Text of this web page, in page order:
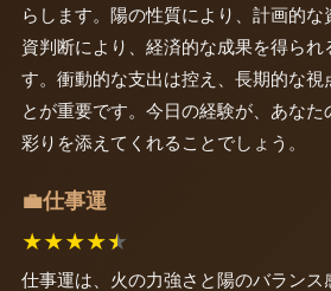
らします。陽の性質により、計画的
資判断により、経済的な成果を得られ
す。衝動的な支出は控え、長期的な視
とが重要です。今日の経験が、あな
彩りを添えてくれることでしょう。
💼仕事運
★★★★★
仕事運は、火の力強さと陽のバランス